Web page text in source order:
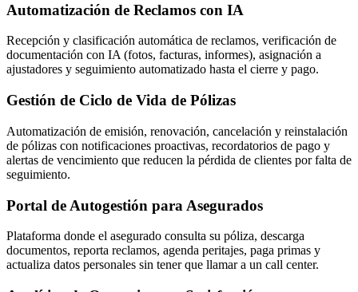
Automatización de Reclamos con IA
Recepción y clasificación automática de reclamos, verificación de
documentación con IA (fotos, facturas, informes), asignación a
ajustadores y seguimiento automatizado hasta el cierre y pago.
Gestión de Ciclo de Vida de Pólizas
Automatización de emisión, renovación, cancelación y reinstalación
de pólizas con notificaciones proactivas, recordatorios de pago y
alertas de vencimiento que reducen la pérdida de clientes por falta de
seguimiento.
Portal de Autogestión para Asegurados
Plataforma donde el asegurado consulta su póliza, descarga
documentos, reporta reclamos, agenda peritajes, paga primas y
actualiza datos personales sin tener que llamar a un call center.